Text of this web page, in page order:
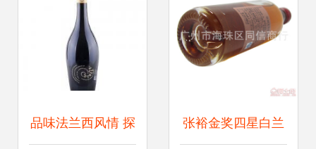
品味法兰西风情 探 张裕金奖四星白兰